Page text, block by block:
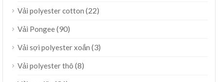
Vải polyester cotton (22)
Vải Pongee(90)
Vải sợi polyester xoắn (3)
Vải polyester thô (8)